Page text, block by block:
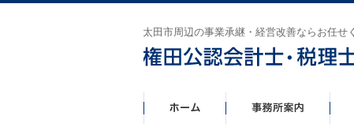
太田市周辺の事業承継・経営改善ならお任せ